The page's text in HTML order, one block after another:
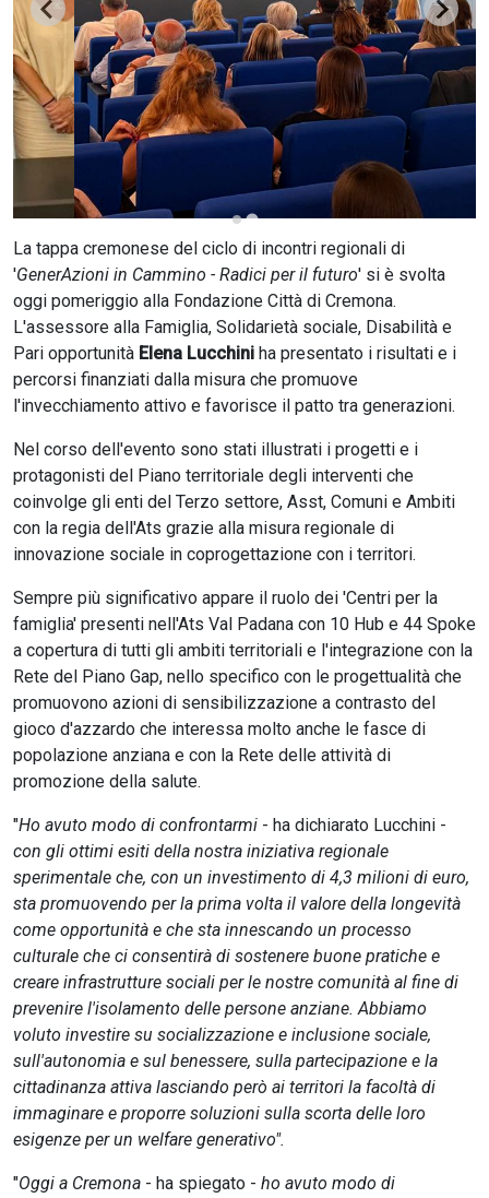
La tappa cremonese del ciclo di incontri regionali di
'GenerAzioni in Cammino - Radici per il futuro' si è svolta
oggi pomeriggio alla Fondazione Città di Cremona.
L'assessore alla Famiglia, Solidarietà sociale, Disabilità e
Pari opportunità Elena Lucchini ha presentato i risultati e i
percorsi finanziati dalla misura che promuove
l'invecchiamento attivo e favorisce il patto tra generazioni.
Nel corso dell'evento sono stati illustrati i progetti e i
protagonisti del Piano territoriale degli interventi che
coinvolge gli enti del Terzo settore, Asst, Comuni e Ambiti
con la regia dell'Ats grazie alla misura regionale di
innovazione sociale in coprogettazione con i territori.
Sempre più significativo appare il ruolo dei 'Centri per la
famiglia' presenti nell'Ats Val Padana con 10 Hub e 44 Spoke
a copertura di tutti gli ambiti territoriali e l'integrazione con la
Rete del Piano Gap, nello specifico con le progettualità che
promuovono azioni di sensibilizzazione a contrasto del
gioco d'azzardo che interessa molto anche le fasce di
popolazione anziana e con la Rete delle attività di
promozione della salute.
"Ho avuto modo di confrontarmi - ha dichiarato Lucchini -
con gli ottimi esiti della nostra iniziativa regionale
sperimentale che, con un investimento di 4,3 milioni di euro,
sta promuovendo per la prima volta il valore della longevità
come opportunità e che sta innescando un processo
culturale che ci consentirà di sostenere buone pratiche e
creare infrastrutture sociali per le nostre comunità al fine di
prevenire l'isolamento delle persone anziane. Abbiamo
voluto investire su socializzazione e inclusione sociale,
sull'autonomia e sul benessere, sulla partecipazione e la
cittadinanza attiva lasciando però ai territori la facoltà di
immaginare e proporre soluzioni sulla scorta delle loro
esigenze per un welfare generativo".
"Oggi a Cremona - ha spiegato - ho avuto modo di